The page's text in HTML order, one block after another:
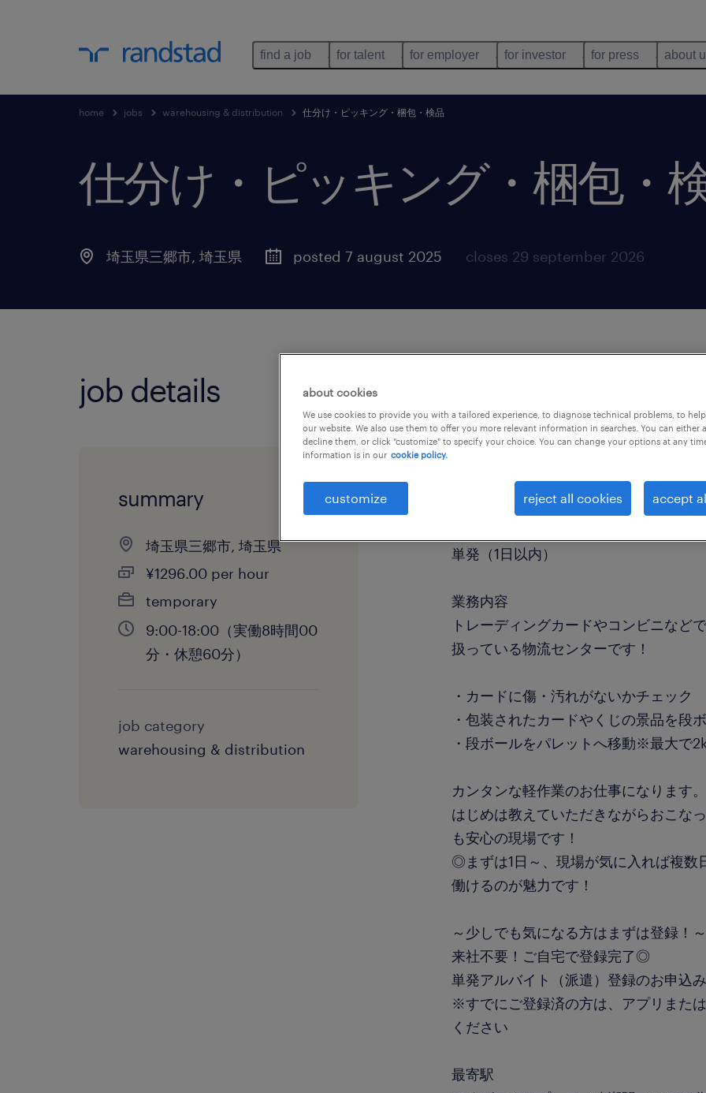
find a job for talent for employer for investor for press about
home jobs warehousing & distribution 仕分け・ピッキング・梱包・検品
仕分け・ピッキング・梱包・
埼玉県三郷市, 埼玉県 posted 7 august 2025 closes 29 september 2026
job details
summary
埼玉県三郷市, 埼玉県
¥1296.00 per hour
temporary
9:00-18:00（実働8時間00
分・休憩60分）
job category
warehousing & distribution
仕分け・ピッキング・梱包・検品
単発（1日以内）
業務内容
トレーディングカードやコンビニなど
扱っている物流センターです！
・カードに傷・汚れがないかチェック
・包装されたカードやくじの景品を段
・段ボールをパレットへ移動※最大で
カンタンな軽作業のお仕事になります。
はじめは教えていただきながらおこな
も安心の現場です！
◎まずは1日～、現場が気に入れば複数
働けるのが魅力です！
～少しでも気になる方はまずは登録！～
来社不要！ご自宅で登録完了◎
単発アルバイト（派遣）登録のお申込
※すでにご登録済の方は、アプリまた
ください
最寄駅
about cookies
We use cookies to provide you with a tailored experience, to diagnose technical problems, to
our website. We also use them to offer you more relevant information in searches. You can either
decline them, or click "customize" to specify your choice. You can change your options at any
information is in our cookie policy.
customize reject all cookies accept